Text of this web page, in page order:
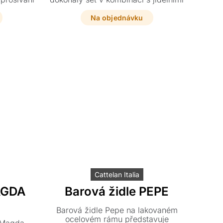
výšce
židlemi ze stejné kolekce. Tato
oblíbená designová klasika nabízí
dvě varianty výšky sedu pro váš
Na objednávku
Cattelan Italia
Barová židle PEPE
Barová židle Pepe na lakovaném
ocelovém rámu představuje